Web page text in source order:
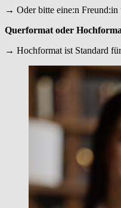
→ Oder bitte eine:n
Querformat oder
→ Hochformat ist Standard